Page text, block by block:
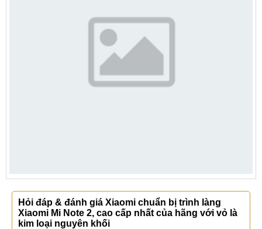
Hỏi đáp & đánh giá Xiaomi chuẩn bị trình làng
Xiaomi Mi Note 2, cao cấp nhất của hãng với vỏ là
kim loại nguyên khối